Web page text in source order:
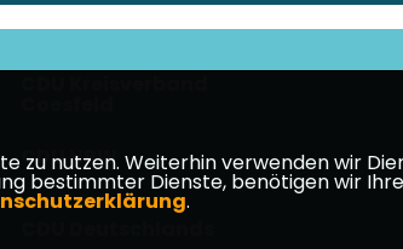
CDU NRW
zu nutzen. Weiterhin verwenden wir
Dienste, benötigen wir Ihre
.